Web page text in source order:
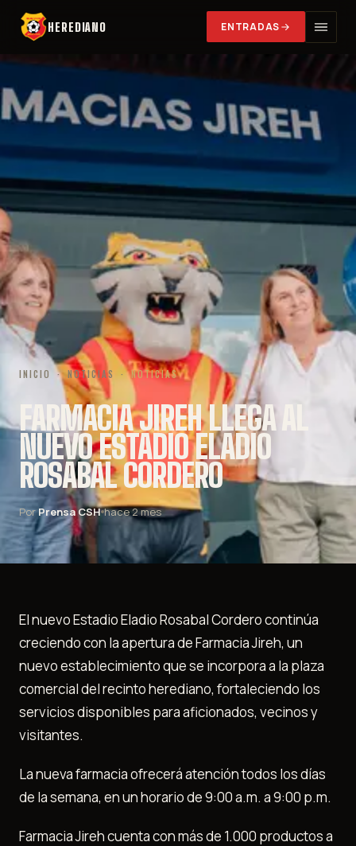
HEREDIANO ENTRADAS
INICIO · NOTICIAS · NOTICIAS
FARMACIA JIREH LLEGA AL
NUEVO ESTADIO ELADIO
ROSABAL CORDERO
PorPrensa CSH hace 2 mes
El nuevo Estadio Eladio Rosabal Cordero continúa
creciendo con la apertura de Farmacia Jireh, un
nuevo establecimiento que se incorpora a la plaza
comercial del recinto herediano, fortaleciendo los
servicios disponibles para aficionados, vecinos y
visitantes.
La nueva farmacia ofrecerá atención todos los días
de la semana, en un horario de 9:00 a.m. a 9:00 p.m.
Farmacia Jireh cuenta con más de 1.000 productos a